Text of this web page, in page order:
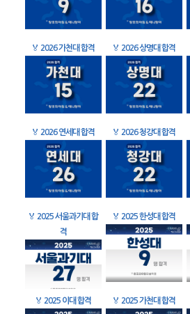
🏅 2026 가천대 합격 🏅 2026 상명대 합격
🏅 2026 연세대 합격 🏅 2026 청강대 합격
🏅 2025 서울과기대 합
격
🏅 2025 한성대 합격
🏅 2025 이대 합격 🏅 2025 가천대 합격